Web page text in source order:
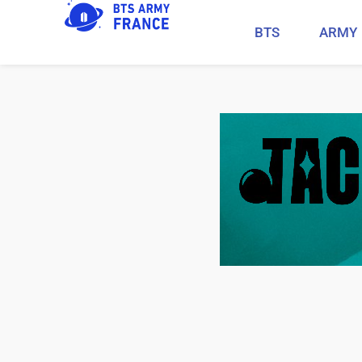
BTS ARMY